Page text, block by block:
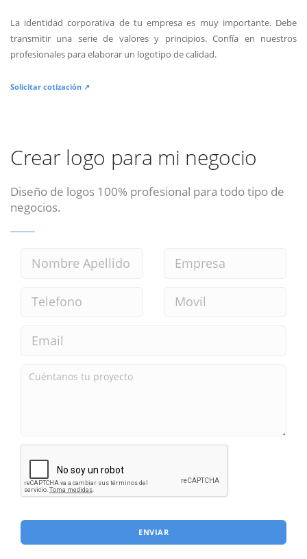
La identidad corporativa de tu empresa es muy importante. Debe
transmitir una serie de valores y principios. Confía en nuestros
profesionales para elaborar un logotipo de calidad.
Solicitar cotización ↗
Crear logo para mi negocio
Diseño de logos 100% profesional para todo tipo de
negocios.
ENVIAR